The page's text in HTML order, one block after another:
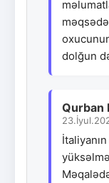
dolğun
Qurban